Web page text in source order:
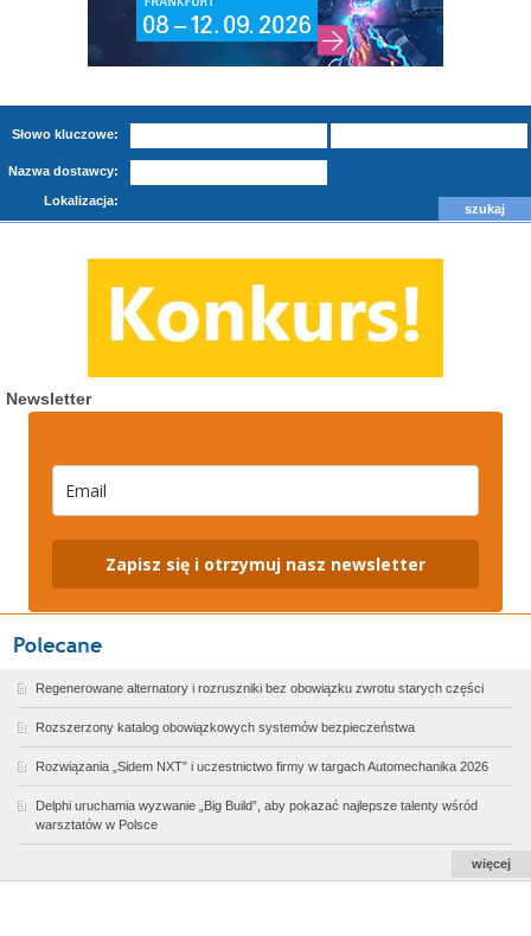
Słowo kluczowe:
Nazwa dostawcy:
Lokalizacja:
Newsletter
Zapisz się i otrzymuj nasz newsletter
Regenerowane alternatory i rozruszniki bez obowiązku zwrotu starych części
Rozszerzony katalog obowiązkowych systemów bezpieczeństwa
Rozwiązania „Sidem NXT” i uczestnictwo firmy w targach Automechanika 2026
Delphi uruchamia wyzwanie „Big Build”, aby pokazać najlepsze talenty wśród
warsztatów w Polsce
więcej